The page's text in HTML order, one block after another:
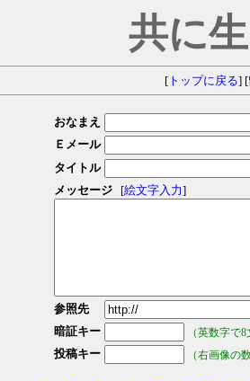
共に
[トップに戻る] [
おなまえ
Ｅメール
タイトル
メッセージ
[絵文字入力]
参照先
暗証キー
（英数字で
投稿キー （右画像の